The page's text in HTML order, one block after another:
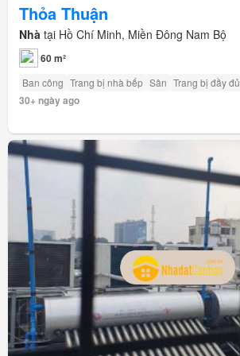
Thỏa Thuận
Nhà tại Hồ Chí Minh, Miền Đông Nam Bộ
60 m²
Ban công Trang bị nhà bếp Sân Trang bị đầy đủ
30+ ngày ago